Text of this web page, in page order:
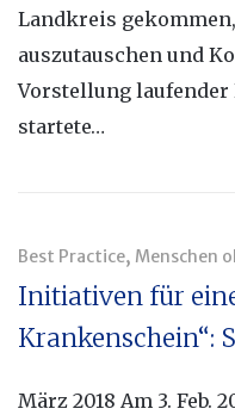
Landkreis
auszutauschen und
Vorstellung
startete…
Best Practice, Menschen
Initiativen für
Krankenschein“:
März 2018 Am 3. Feb.